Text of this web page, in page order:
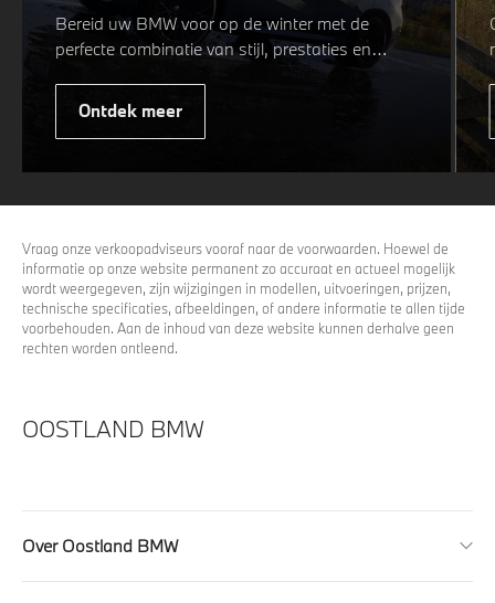
Bereid uw BMW voor op de winter met de
perfecte combinatie van stijl, prestaties en
veiligheid. Of u nu kiest voor een sportieve of
elegante look, onze winterwielen zijn
ontworpen om uw rijervaring te optimaliseren,
weersomstandigheden. Profiteer nu van15%
voordeel.
Ontdek meer
Vraag onze verkoopadviseurs vooraf naar de voorwaarden. Hoewel de
informatie op onze website permanent zo accuraat en actueel mogelijk
wordt weergegeven, zijn wijzigingen in modellen, uitvoeringen, prijzen,
technische specificaties, afbeeldingen, of andere informatie te allen tijde
voorbehouden. Aan de inhoud van deze website kunnen derhalve geen
rechten worden ontleend.
OOSTLAND BMW
Over Oostland BMW